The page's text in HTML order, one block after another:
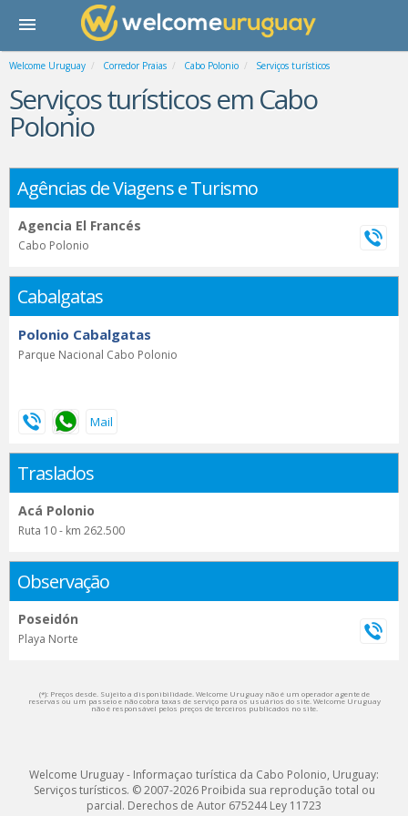
Welcome Uruguay Corredor Praias Cabo Polonio Serviços turísticos
Serviços turísticos em Cabo
Polonio
Agências de Viagens e Turismo
Agencia El Francés
Cabo Polonio
Cabalgatas
Polonio Cabalgatas
Parque Nacional Cabo Polonio
Traslados
Acá Polonio
Ruta 10 - km 262.500
Observação
Poseidón
Playa Norte
(*): Preços desde. Sujeito a disponibilidade. Welcome Uruguay não é um operador agente de
reservas ou um passeio e não cobra taxas de serviço para os usuários do site. Welcome Uruguay
não é responsável pelos preços de terceiros publicados no site.
Welcome Uruguay - Informaçao turística da Cabo Polonio, Uruguay:
Serviços turísticos. © 2007-2026 Proibida sua reprodução total ou
parcial. Derechos de Autor 675244 Ley 11723